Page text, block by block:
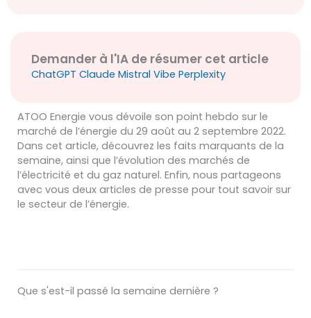
Demander à l'IA de résumer cet article
ChatGPT Claude Mistral Vibe Perplexity
ATOO Energie vous dévoile son point hebdo sur le
marché de l’énergie du 29 août au 2 septembre 2022.
Dans cet article, découvrez les faits marquants de la
semaine, ainsi que l’évolution des marchés de
l’électricité et du gaz naturel. Enfin, nous partageons
avec vous deux articles de presse pour tout savoir sur
le secteur de l’énergie.
Que s'est-il passé la semaine dernière ?